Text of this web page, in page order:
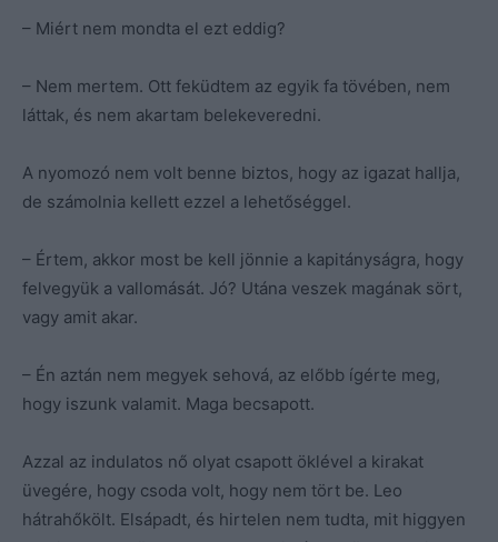
– Miért nem mondta el ezt eddig?
– Nem mertem. Ott feküdtem az egyik fa tövében, nem
láttak, és nem akartam belekeveredni.
A nyomozó nem volt benne biztos, hogy az igazat hallja,
de számolnia kellett ezzel a lehetőséggel.
– Értem, akkor most be kell jönnie a kapitányságra, hogy
felvegyük a vallomását. Jó? Utána veszek magának sört,
vagy amit akar.
– Én aztán nem megyek sehová, az előbb ígérte meg,
hogy iszunk valamit. Maga becsapott.
Azzal az indulatos nő olyat csapott öklével a kirakat
üvegére, hogy csoda volt, hogy nem tört be. Leo
hátrahőkölt. Elsápadt, és hirtelen nem tudta, mit higgyen